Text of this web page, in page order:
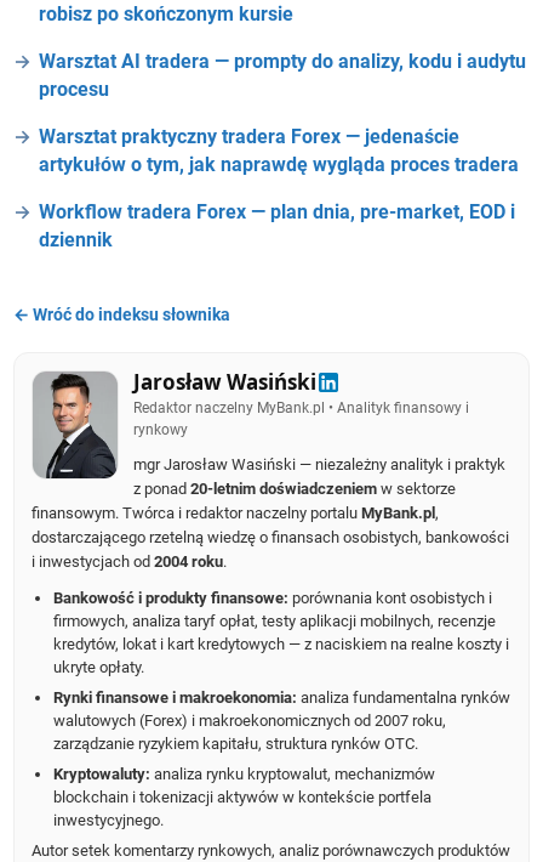
robisz po skończonym kursie
Warsztat AI tradera — prompty do analizy, kodu i audytu
procesu
Warsztat praktyczny tradera Forex — jedenaście
artykułów o tym, jak naprawdę wygląda proces tradera
Workflow tradera Forex — plan dnia, pre-market, EOD i
dziennik
← Wróć do indeksu słownika
Jarosław Wasiński
Redaktor naczelny MyBank.pl • Analityk finansowy i
rynkowy
mgr Jarosław Wasiński — niezależny analityk i praktyk
z ponad20-letnim doświadczeniem w sektorze
finansowym. Twórca i redaktor naczelny portaluMyBank.pl,
dostarczającego rzetelną wiedzę o finansach osobistych, bankowości
i inwestycjach od2004 roku.
Bankowość i produkty finansowe: porównania kont osobistych i
firmowych, analiza taryf opłat, testy aplikacji mobilnych, recenzje
kredytów, lokat i kart kredytowych — z naciskiem na realne koszty i
ukryte opłaty.
Rynki finansowe i makroekonomia: analiza fundamentalna rynków
walutowych (Forex) i makroekonomicznych od 2007 roku,
zarządzanie ryzykiem kapitału, struktura rynków OTC.
Kryptowaluty: analiza rynku kryptowalut, mechanizmów
blockchain i tokenizacji aktywów w kontekście portfela
inwestycyjnego.
Autor setek komentarzy rynkowych, analiz porównawczych produktów